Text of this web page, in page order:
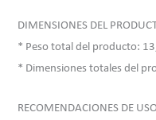
DIMENSIONES DEL
* Peso total del producto:
* Dimensiones totales del
RECOMENDACIONES DE